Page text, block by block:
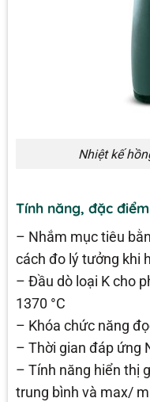
Nhiệt kế
Tính năng, đặc điểm
– Nhắm mục tiêu
cách đo lý tưởng khi
– Đầu dò loại K cho
1370 °C
– Khóa chức năng
– Thời gian đáp ứng
– Tính năng hiển thị
trung bình và max/